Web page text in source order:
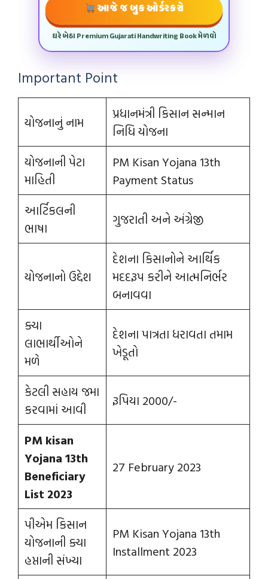
આજે જ બુક ઓર્ડર કરો
ઘરે બેઠા Premium Gujarati Handwriting Book મેળવો
Important Point
યોજનાનું નામ
પ્રધાનમંત્રી કિસાન સન્માન
નિધિ યોજના
યોજનાની પેટા
માહિતી
PM Kisan Yojana 13th
Payment Status
આર્ટિકલની
ભાષા
ગુજરાતી અને અંગ્રેજી
યોજનાનો ઉદ્દેશ
દેશના કિસાનોને આર્થિક
મદદરૂપ કરીને આત્મનિર્ભર
બનાવવા
ક્યા
લાભાર્થીઓને
મળે
દેશના પાત્રતા ધરાવતા તમામ
ખેડૂતો
કેટલી સહાય જમા
કરવામાં આવી
રૂપિયા 2000/-
PM kisan
Yojana 13th
Beneficiary
List 2023
27 February 2023
પીએમ કિસાન
યોજનાની ક્યા
હપ્તાની સંખ્યા
PM Kisan Yojana 13th
Installment 2023